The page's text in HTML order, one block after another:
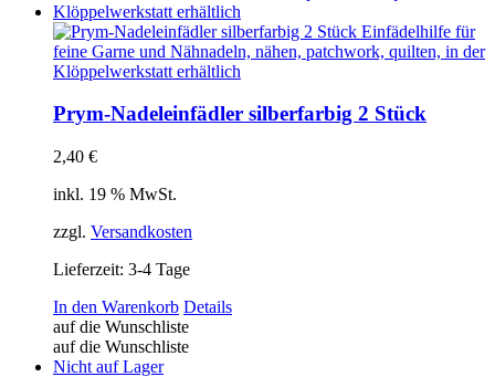
Prym-Nadeleinfädler silberfarbig 2 Stück
2,40 €
inkl. 19 % MwSt.
zzgl. Versandkosten
Lieferzeit: 3-4 Tage
In den Warenkorb Details
auf die Wunschliste
auf die Wunschliste
Nicht auf Lager